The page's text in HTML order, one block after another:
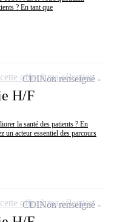
? En tant que
H/F
la santé des patients ? En
un acteur essentiel des parcours
CDINon renseigné
offre à ma sélection
CDINon renseigné
offre à ma sélection